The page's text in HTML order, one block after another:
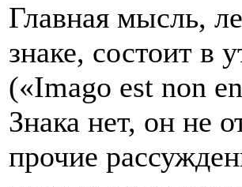
Главная мысль,
знаке, состоит в
(«Imago est non
Знака нет, он не
прочие